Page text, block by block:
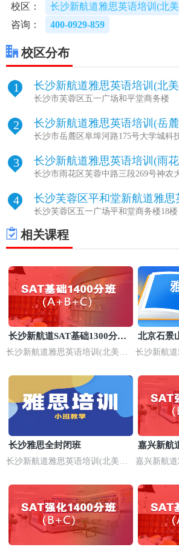
校区：
长沙新航道雅思英语培训(北
咨询：
400-0929-859
校区分布
1 长沙新航道雅思英语培训(北
长沙市芙蓉区五一广场和平堂商务楼
2
长沙新航道雅思英语培训(岳
区)
长沙市岳麓区阜埠河路175号大学城科
3
长沙新航道雅思英语培训(雨
校区)
长沙市雨花区芙蓉中路三段269号神农
4 长沙芙蓉区平和堂新航道雅思
长沙芙蓉区五一广场平和堂商务楼18楼
相关课程
长沙新航道SAT基础1300分培
训班
长沙新航道雅思英语培训(北美校
北京石景
长沙新航道
长沙雅思全封闭班
长沙新航道雅思英语培训(北美校
嘉兴新航
训班
嘉兴新航道